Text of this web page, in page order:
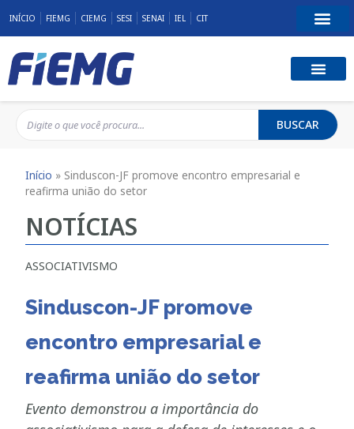
INÍCIO FIEMG CIEMG SESI SENAI IEL CIT
BUSCAR
Início » Sinduscon-JF promove encontro empresarial e
reafirma união do setor
NOTÍCIAS
ASSOCIATIVISMO
Sinduscon-JF promove
encontro empresarial e
reafirma união do setor
Evento demonstrou a importância do